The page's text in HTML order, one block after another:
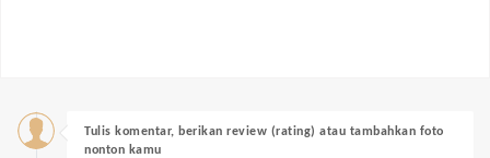
Tulis komentar, berikan review (rating) atau tambahkan foto
nonton kamu